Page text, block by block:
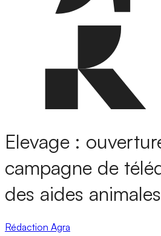
Elevage :
campagne de
des aides animales
Rédaction Agra